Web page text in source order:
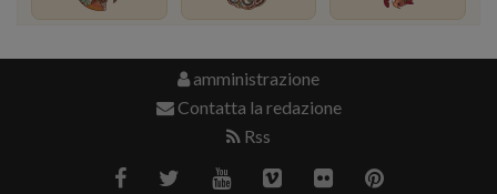
amministrazione
Contatta la redazione
Rss